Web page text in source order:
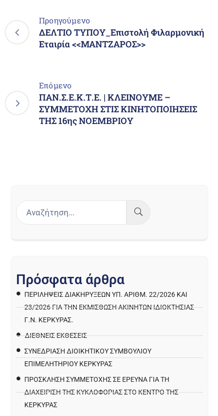
Προηγούμενο
ΔΕΛΤΙΟ ΤΥΠΟΥ_Επιστολή Φιλαρμονική
Εταιρία <<ΜΑΝΤΖΑΡΟΣ>>
Επόμενο
ΠΑΝ.Σ.Ε.Κ.Τ.Ε. | ΚΛΕΙΝΟΥΜΕ –
ΣΥΜΜΕΤΟΧΗ ΣΤΙΣ ΚΙΝΗΤΟΠΟΙΗΣΕΙΣ
ΤΗΣ 16ης ΝΟΕΜΒΡΙΟΥ
Πρόσφατα άρθρα
ΠΕΡΙΛΉΨΕΙΣ ΔΙΑΚΗΡΎΞΕΩΝ ΥΠ. ΑΡΙΘΜ. 22/2026 ΚΑΙ
23/2026 ΓΙΑ ΤΗΝ ΕΚΜΊΣΘΩΣΗ ΑΚΙΝΉΤΩΝ ΙΔΙΟΚΤΗΣΊΑΣ
Γ.Ν. ΚΈΡΚΥΡΑΣ.
ΔΙΕΘΝΕΙΣ ΕΚΘΕΣΕΙΣ
ΣΥΝΕΔΡΙΑΣΗ ΔΙΟΙΚΗΤΙΚΟΥ ΣΥΜΒΟΥΛΙΟΥ
ΕΠΙΜΕΛΗΤΗΡΙΟΥ ΚΕΡΚΥΡΑΣ
ΠΡΌΣΚΛΗΣΗ ΣΥΜΜΕΤΟΧΉΣ ΣΕ ΈΡΕΥΝΑ ΓΙΑ ΤΗ
ΔΙΑΧΕΊΡΙΣΗ ΤΗΣ ΚΥΚΛΟΦΟΡΊΑΣ ΣΤΟ ΚΈΝΤΡΟ ΤΗΣ
ΚΈΡΚΥΡΑΣ